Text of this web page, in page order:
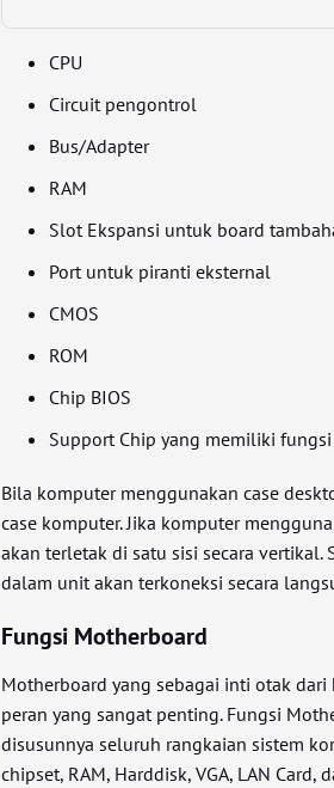
CPU
Circuit pengontrol
Bus/Adapter
RAM
Slot Ekspansi untuk board
Port untuk piranti eksternal
CMOS
ROM
Chip BIOS
Support Chip yang memiliki
Bila komputer menggunakan case
case komputer. Jika komputer
akan terletak di satu sisi secara
dalam unit akan terkoneksi secara
Fungsi Motherboard
Motherboard yang sebagai inti otak
peran yang sangat penting. Fungsi
disusunnya seluruh rangkaian sistem
chipset, RAM, Harddisk, VGA, LAN